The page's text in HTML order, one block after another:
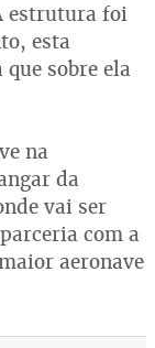
estrutura foi
esta
sobre ela
na
da
vai ser
com a
aeronave